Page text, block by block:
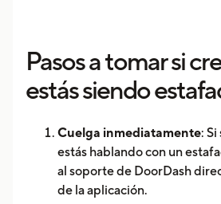
Pasos a tomar si
estás siendo
Cuelga inmediatamente:
estás hablando con un
al soporte de DoorDash
de la aplicación.